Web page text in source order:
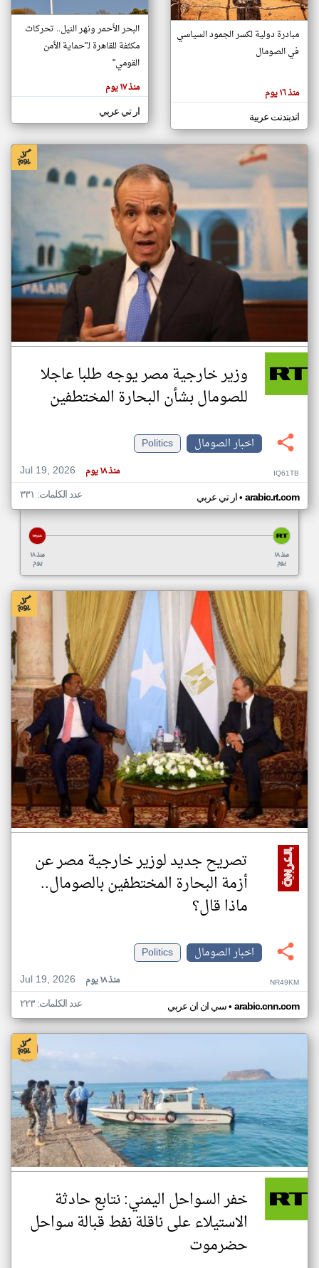
تغيير الدولة
مصادر الأخبار من الصومال
اخبار الصومال على مدار الساعة
أهم اخبار الصومال العاجلة والمباشرة
هنا عن
وجهة
كاتبيها.
مبادرة دولية لكسر الجمود السياسي
في الصومال
منذ ١٦ يوم
اندبندنت عربية
البحر الأحمر ونهر النيل.. تحركات
مكثفة للقاهرة لـ"حماية الأمن
القومي"
منذ ١٧ يوم
ار تي عربي
وزير خارجية مصر يوجه طلبا عاجلا
للصومال بشأن البحارة المختطفين
اخبار الصومال
Politics
Jul 19, 2026
منذ ١٨ يوم IQ61TB
ار تي عربي• arabic.rt.com عدد الكلمات: ٣٣١
منذ ١٨
يوم
منذ ١٨
يوم
تصريح جديد لوزير خارجية مصر عن
أزمة البحارة المختطفين بالصومال..
ماذا قال؟
اخبار الصومال
Politics
Jul 19, 2026
منذ ١٨ يوم NR49KM
سي ان ان عربي• arabic.cnn.com عدد الكلمات: ٢٢٣
خفر السواحل اليمني: نتابع حادثة
الاستيلاء على ناقلة نفط قبالة سواحل
حضرموت
klyoum.com